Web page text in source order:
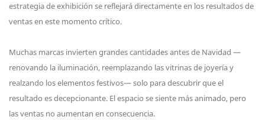
estrategia de exhibición se reflejará directamente en los resultados de
ventas en este momento crítico.
Muchas marcas invierten grandes cantidades antes de Navidad —
renovando la iluminación, reemplazando las vitrinas de joyería y
realzando los elementos festivos— solo para descubrir que el
resultado es decepcionante. El espacio se siente más animado, pero
las ventas no aumentan en consecuencia.